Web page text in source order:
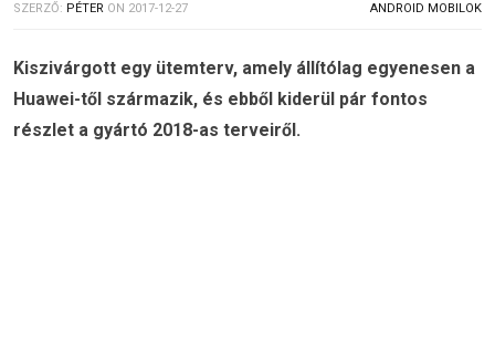
SZERZŐ: PÉTER ON 2017-12-27 ANDROID MOBILOK
Kiszivárgott egy ütemterv, amely állítólag egyenesen a
Huawei-től származik, és ebből kiderül pár fontos
részlet a gyártó 2018-as terveiről.